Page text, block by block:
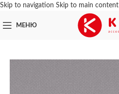
Skip to navigation Skip to main content
МЕНЮ